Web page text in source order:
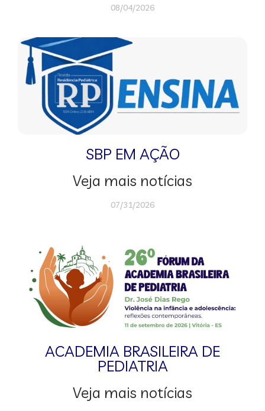
08/04/2026
SBP EM AÇÃO
Veja mais notícias
07/31/2026
ACADEMIA BRASILEIRA DE
PEDIATRIA
Veja mais notícias